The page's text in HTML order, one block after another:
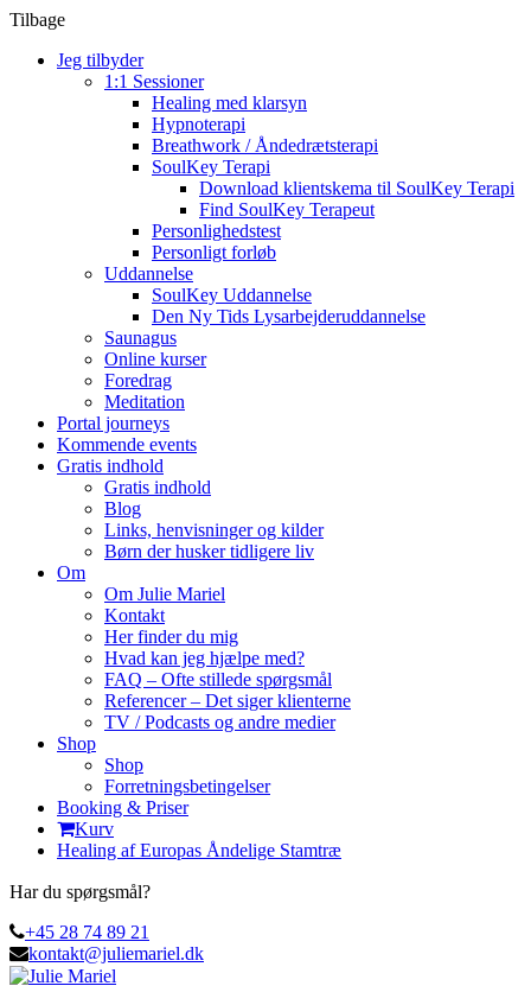
Tilbage
Jeg tilbyder
1:1 Sessioner
Healing med klarsyn
Hypnoterapi
Breathwork / Åndedrætsterapi
SoulKey Terapi
Download klientskema til SoulKey Terapi
Find SoulKey Terapeut
Personlighedstest
Personligt forløb
Uddannelse
SoulKey Uddannelse
Den Ny Tids Lysarbejderuddannelse
Saunagus
Online kurser
Foredrag
Meditation
Portal journeys
Kommende events
Gratis indhold
Gratis indhold
Blog
Links, henvisninger og kilder
Børn der husker tidligere liv
Om
Om Julie Mariel
Kontakt
Her finder du mig
Hvad kan jeg hjælpe med?
FAQ – Ofte stillede spørgsmål
Referencer – Det siger klienterne
TV / Podcasts og andre medier
Shop
Shop
Forretningsbetingelser
Booking & Priser
Kurv
Healing af Europas Åndelige Stamtræ
Har du spørgsmål?
+45 28 74 89 21
kontakt@juliemariel.dk